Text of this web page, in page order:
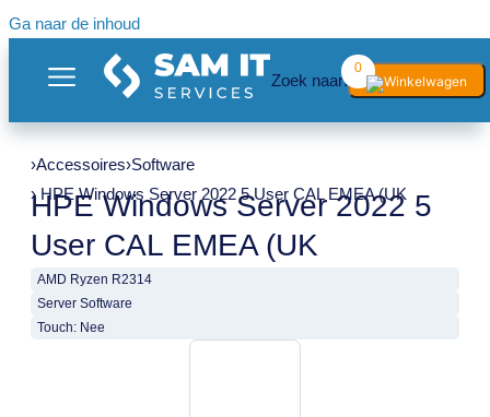
Ga naar de inhoud
Zoek naar:
0
›Accessoires›Software
› HPE Windows Server 2022 5 User CAL EMEA (UK
HPE Windows Server 2022 5
User CAL EMEA (UK
AMD Ryzen R2314
Server Software
Touch: Nee